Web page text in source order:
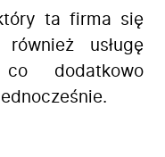
ta firma się
również usługę
co dodatkowo